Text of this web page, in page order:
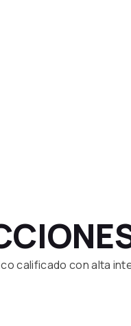
calificado con alta